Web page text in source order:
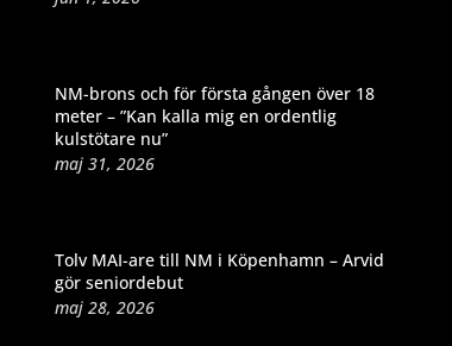
NM-brons och för första gången över 18
meter – ”Kan kalla mig en ordentlig
kulstötare nu”
maj 31, 2026
Tolv MAI-are till NM i Köpenhamn – Arvid
gör seniordebut
maj 28, 2026